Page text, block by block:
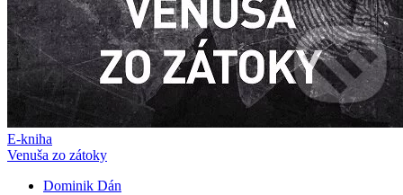
E-kniha
Venuša zo zátoky
Dominik Dán